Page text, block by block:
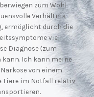
zum Wohl
Verhältnis
ermöglicht durch die
viel
Diagnose (zum
Ich kann meine
von einem
Tiere im Notfall relativ